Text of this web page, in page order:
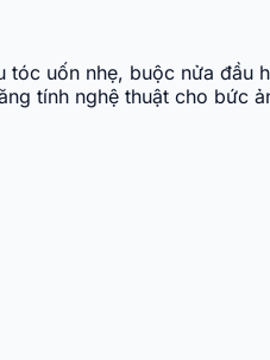
uốn nhẹ, buộc nửa đầu
tính nghệ thuật cho bức